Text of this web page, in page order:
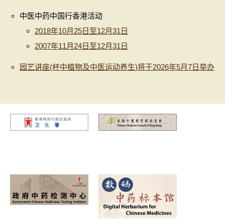
中医中药中国行香港活动
2018年10月25日至12月31日
2007年11月24日至12月31日
园艺讲座(杯中植物及中医运动养生)将于2026年5月7日举办